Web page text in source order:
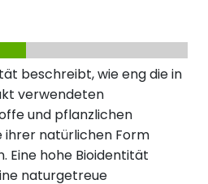
beschreibt, wie eng die in
verwendeten
und pflanzlichen
ihrer natürlichen Form
Eine hohe Bioidentität
naturgetreue